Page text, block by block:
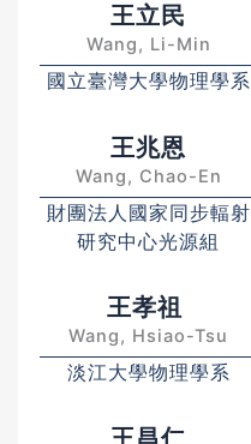
王立民
Wang, Li-Min
國立臺灣大學物理學系
王兆恩
Wang, Chao-En
財團法人國家同步輻射
研究中心光源組
王孝祖
Wang, Hsiao-Tsu
淡江大學物理學系